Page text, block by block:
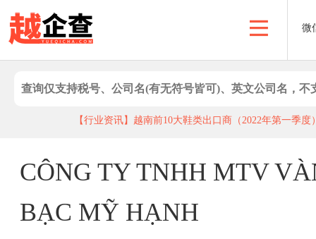
微
【投资普及】实用｜如何检验越南商业登记的合法性,了解企业股
【行业资讯】越南前10大鞋类出口商（2022年第一季度
CÔNG TY TNHH MTV
BẠC MỸ HẠNH